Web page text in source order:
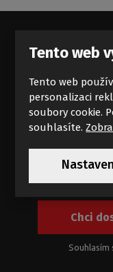
Chci
Souhlasím
Tento web
Tento web
personalizaci
soubory cookie.
souhlasíte.